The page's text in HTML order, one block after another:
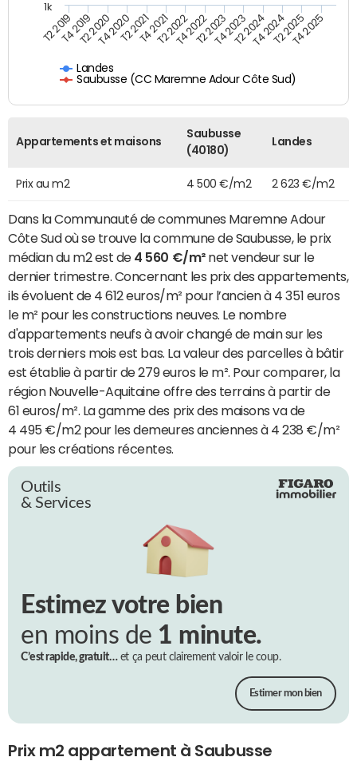
Landes
Saubusse (CC Maremne Adour Côte Sud)
T2 2019T4 2019T2 2020T4 2020T2 2021T4 2021T2 2022T4 2022T2 2023T4 2023T2 2024T4 2024T2 2025T4 2025
1k
Appartements et maisons
Saubusse
(40180)
Landes
Prix au m2 4 500 €/m2 2 623 €/m2
Dans la Communauté de communes Maremne Adour
Côte Sud où se trouve la commune de Saubusse, le prix
médian du m2 est de 4 560 €/m²net vendeur sur le
dernier trimestre. Concernant les prix des appartements,
ils évoluent de 4 612 euros/m² pour l’ancien à 4 351 euros
le m² pour les constructions neuves. Le nombre
d'appartements neufs à avoir changé de main sur les
trois derniers mois est bas. La valeur des parcelles à bâtir
est établie à partir de 279 euros le m². Pour comparer, la
région Nouvelle-Aquitaine offre des terrains à partir de
61 euros/m². La gamme des prix des maisons va de
4 495 €/m2 pour les demeures anciennes à 4 238 €/m²
pour les créations récentes.
Outils
& Services
Estimez votre bien
en moins de 1 minute.
C’est rapide, gratuit…et ça peut clairement valoir le coup.
Estimer mon bien
Prix m2 appartement à Saubusse